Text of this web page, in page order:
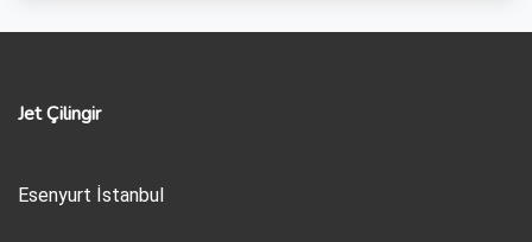
Jet Çilingir
Esenyurt İstanbul